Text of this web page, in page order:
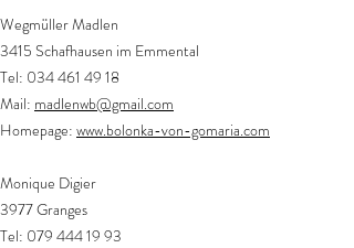
Wegmüller Madlen
3415 Schafhausen im Emmental
Tel: 034 461 49 18
Mail: madlenwb@gmail.com
Homepage: www.bolonka-von-gomaria.com
Monique Digier
3977 Granges
Tel: 079 444 19 93